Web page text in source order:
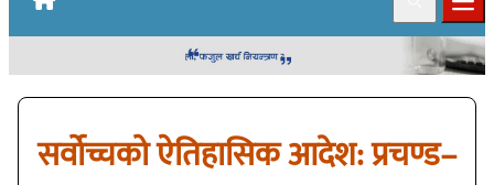
Search
सर्वोच्चको ऐतिहासिक आदेश: प्रचण्ड–